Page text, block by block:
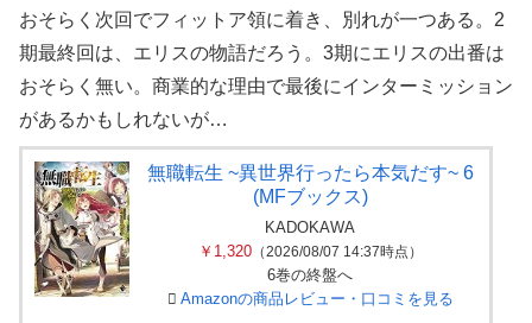
おそらく次回でフィットア領に着き、別れが一つある。2
期最終回は、エリスの物語だろう。3期にエリスの出番は
おそらく無い。商業的な理由で最後にインターミッション
があるかもしれないが…
無職転生 ~異世界行ったら本気だす~ 6
(MFブックス)
KADOKAWA
￥1,320（2026/08/07 14:37時点）
6巻の終盤へ
Amazonの商品レビュー・口コミを見る